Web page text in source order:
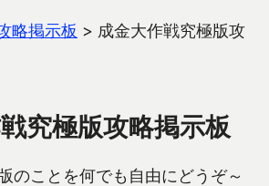
略掲示板 > 成金大作戦究極版攻
究極版攻略掲示板
のことを何でも自由にどうぞ～